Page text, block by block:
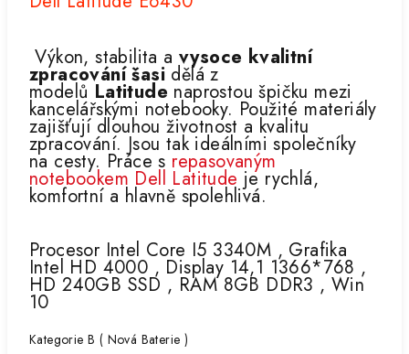
Výkon, stabilita a vysoce kvalitní
zpracování šasi dělá z
modelů Latitude naprostou špičku mezi
kancelářskými notebooky. Použité materiály
zajišťují dlouhou životnost a kvalitu
zpracování. Jsou tak ideálními společníky
na cesty. Práce s repasovaným
notebookem Dell Latitude je rychlá,
komfortní a hlavně spolehlivá.
Procesor Intel Core I5 3340M , Grafika
Intel HD 4000 , Display 14,1 1366*768 ,
HD 240GB SSD , RAM 8GB DDR3 , Win
10
Kategorie B ( Nová Baterie )